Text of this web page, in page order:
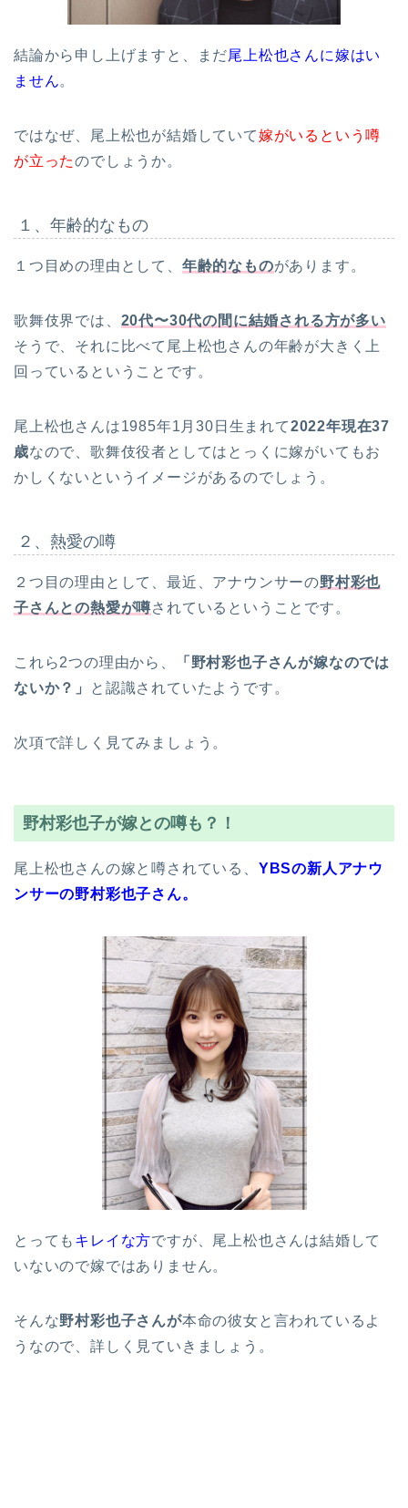
結論から申し上げますと、まだ尾上松也さんに嫁はい
ません。
ではなぜ、尾上松也が結婚していて嫁がいるという噂
が立ったのでしょうか。
１、年齢的なもの
１つ目めの理由として、 年齢的なものがあります。
歌舞伎界では、 20代〜30代の間に結婚される方が多い
そうで、それに比べて尾上松也さんの年齢が大きく上
回っているということです。
尾上松也さんは1985年1月30日生まれて2022年現在37
歳なので、歌舞伎役者としてはとっくに嫁がいてもお
かしくないというイメージがあるのでしょう。
２、熱愛の噂
２つ目の理由として、最近、アナウンサーの野村彩也
子さんとの熱愛が噂されているということです。
これら2つの理由から、
「野村彩也子さんが嫁なのでは
ないか？」
と認識されていたようです。
次項で詳しく見てみましょう。
野村彩也子が嫁との噂も？！
尾上松也さんの嫁と噂されている、 YBSの新人アナウ
ンサーの野村彩也子さん。
とっても キレイな方ですが、尾上松也さんは結婚して
いないので嫁ではありません。
そんな野村彩也子さんが本命の彼女と言われているよ
うなので、詳しく見ていきましょう。